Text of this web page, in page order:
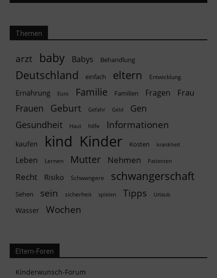
Themen
arzt baby Babys Behandlung
Deutschland einfach eltern Entwicklung
Ernährung Euro Familie Familien Fragen Frau
Frauen Geburt Gefahr Geld
Gen
Gesundheit
Haut hilfe Informationen
kaufen kind Kinder Kosten krankheit
Leben Lernen Mutter Nehmen Patienten
Recht Risiko Schwangere schwangerschaft
Sehen sein sicherheit spielen Tipps Urlaub
Wasser Wochen
Eltern-Foren
Kinderwunsch-Forum